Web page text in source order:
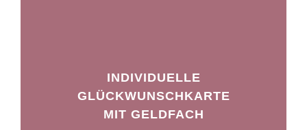
INDIVIDUELLE
GLÜCKWUNSCHKARTE
MIT GELDFACH